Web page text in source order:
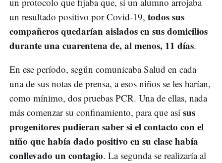
un resultado positivo por Covid-19, todos sus
compañeros quedarían aislados en sus domicilios
durante una cuarentena de, al menos, 11 días.
En ese período, según comunicaba Salud en cada
una de sus notas de prensa, a esos niños se les harían,
como mínimo, dos pruebas PCR. Una de ellas, nada
más comenzar su confinamiento, para que asísus
progenitores pudieran saber si el contacto con el
niño que había dado positivo en su clase había
conllevado un contagio. La segunda se realizaría al